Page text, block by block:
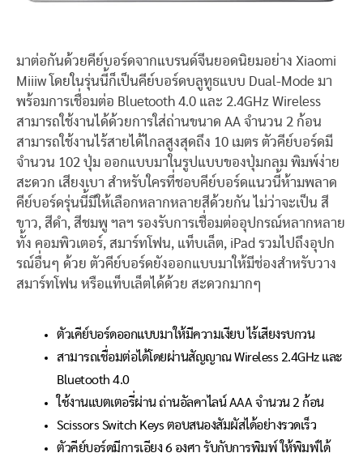
มาต่อกันด้วยคีย์บอร์ดจากแบรนด์จีนยอดนิยมอย่าง Xiaomi
Miiiw โดยในรุ่นนี้ก็เป็นคีย์บอร์ดบลูทูธแบบ Dual-Mode มา
พร้อมการเชื่อมต่อ Bluetooth 4.0 และ 2.4GHz Wireless
สามารถใช้งานได้ด้วยการใส่ถ่านขนาด AA จำนวน 2 ก้อน
สามารถใช้งานไร้สายได้ไกลสูงสุดถึง 10 เมตร ตัวคีย์บอร์ดมี
จำนวน 102 ปุ่ม ออกแบบมาในรูปแบบของปุ่มกลม พิมพ์ง่าย
สะดวก เสียงเบา สำหรับใครที่ชอบคีย์บอร์ดแนวนี้ห้ามพลาด
คีย์บอร์ดรุ่นนี้มีให้เลือกหลากหลายสีด้วยกัน ไม่ว่าจะเป็น สี
ขาว, สีดำ, สีชมพู ฯลฯ รองรับการเชื่อมต่ออุปกรณ์หลากหลาย
ทั้ง คอมพิวเตอร์, สมาร์ทโฟน, แท็บเล็ต, iPad รวมไปถึงอุปก
รณ์อื่นๆ ด้วย ตัวคีย์บอร์ดยังออกแบบมาให้มีช่องสำหรับวาง
สมาร์ทโฟน หรือแท็บเล็ตได้ด้วย สะดวกมากๆ
ตัวเคีย์บอร์ดออกแบบมาให้มีความเงียบ ไร้เสียงรบกวน
สามารถเชื่อมต่อได้โดยผ่านสัญญาณ Wireless 2.4GHz และ
Bluetooth 4.0
ใช้งานแบตเตอรี่ผ่าน ถ่านอัลคาไลน์ AAA จำนวน 2 ก้อน
Scissors Switch Keys ตอบสนองสัมผัสได้อย่างรวดเร็ว
ตัวคีย์บอร์ดมีการเอียง 6 องศา รับกับการพิมพ์ ให้พิมพ์ได้